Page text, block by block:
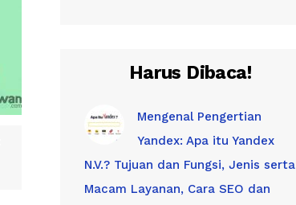
Harus Dibaca!
Mengenal Pengertian
Yandex: Apa itu Yandex
N.V.? Tujuan dan Fungsi, Jenis serta
Macam Layanan, Cara SEO dan